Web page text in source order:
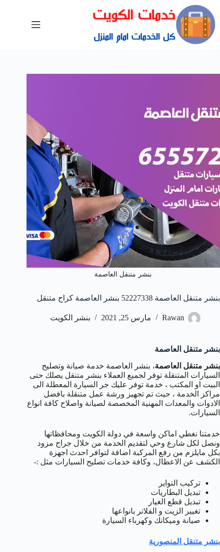
بنشر متنقل العاصمة
بنشر متنقل العاصمة 52227338 بنشر العاصمة كراج متنقل
Rawan مارس 25, 2021 بنشر الكويت
بنشر متنقل العاصمة
بنشر متنقل العاصمة، بنشر العاصمة خدمة صيانة وتصليح
السيارات المتنقلة توفر لجميع العملاء بنشر متنقل يصلك حتى
البيت او المكتب ، خدمة توفر عليك جر السيارة المعطلة الى
مراكز الخدمة ، حيث تم تجهيز ورشة عمل متنقلة بافضل
الادوات والمعدات المهنية المخصصة لصيانة واصلاح كافة انواع
السيارات.
خدمتنا نغطي اماكن واسعة في دولة الكويت ومحافظاتها
ونصل لكل شارع وحي لتقديم الخدمة من خلال جراج مزود
بكل مايلزم من رفع المركبة اضافة لتوافر احدث اجهزة
الكشف عن الاعطال، وكافة خدمات تصليح السيارات مثل :-
تركيب التواير
تبديل البطاريات
تبديل قطع الغيار
تغيير الزيت و الفلاتر بانواعها
صيانة وميكانك وكهرباء السيارة
بنشر متنقل المنصورية